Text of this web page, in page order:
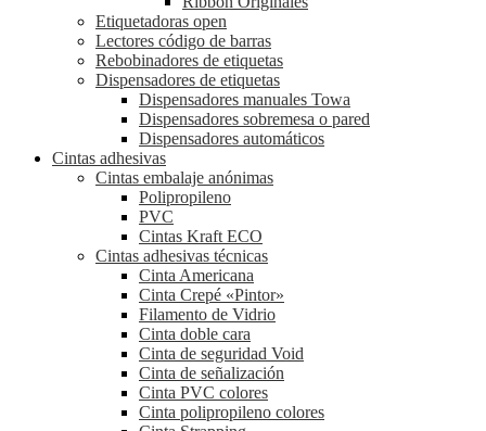
Etiquetadoras open
Lectores código de barras
Rebobinadores de etiquetas
Dispensadores de etiquetas
Dispensadores manuales Towa
Dispensadores sobremesa o pared
Dispensadores automáticos
Cintas adhesivas
Cintas embalaje anónimas
Polipropileno
PVC
Cintas Kraft ECO
Cintas adhesivas técnicas
Cinta Americana
Cinta Crepé «Pintor»
Filamento de Vidrio
Cinta doble cara
Cinta de seguridad Void
Cinta de señalización
Cinta PVC colores
Cinta polipropileno colores